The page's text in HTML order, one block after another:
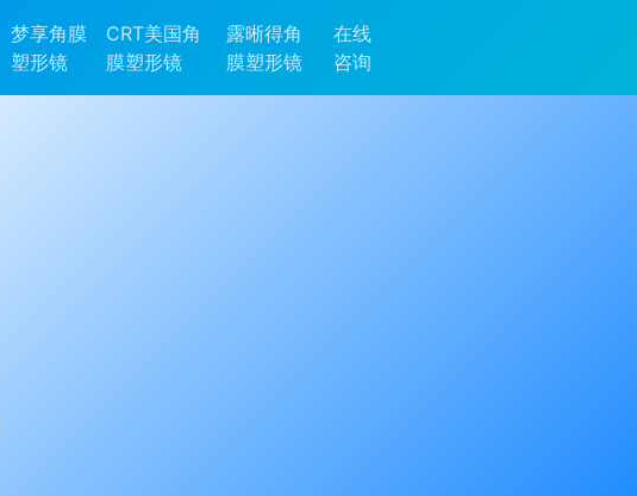
梦享角膜
塑形镜
CRT美国角
膜塑形镜
露晰得角
膜塑形镜
在线
咨询